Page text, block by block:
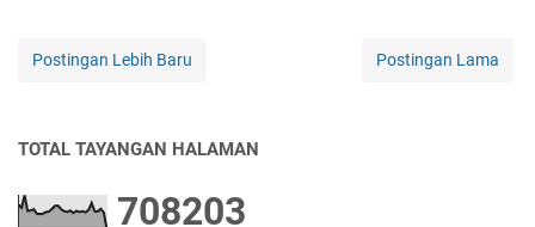
Postingan Lebih Baru Postingan Lama
TOTAL TAYANGAN HALAMAN
708203